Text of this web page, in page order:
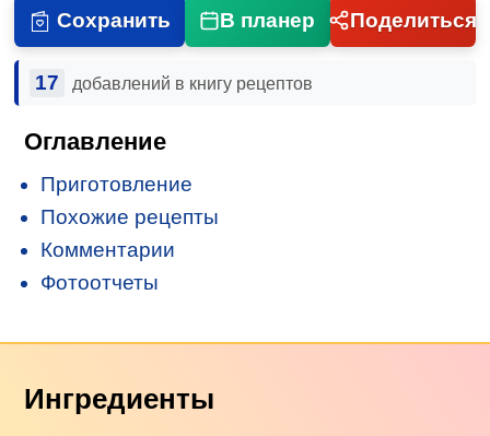
Сохранить В планер Поделиться
17 добавлений в книгу рецептов
Оглавление
Приготовление
Похожие рецепты
Комментарии
Фотоотчеты
Ингредиенты